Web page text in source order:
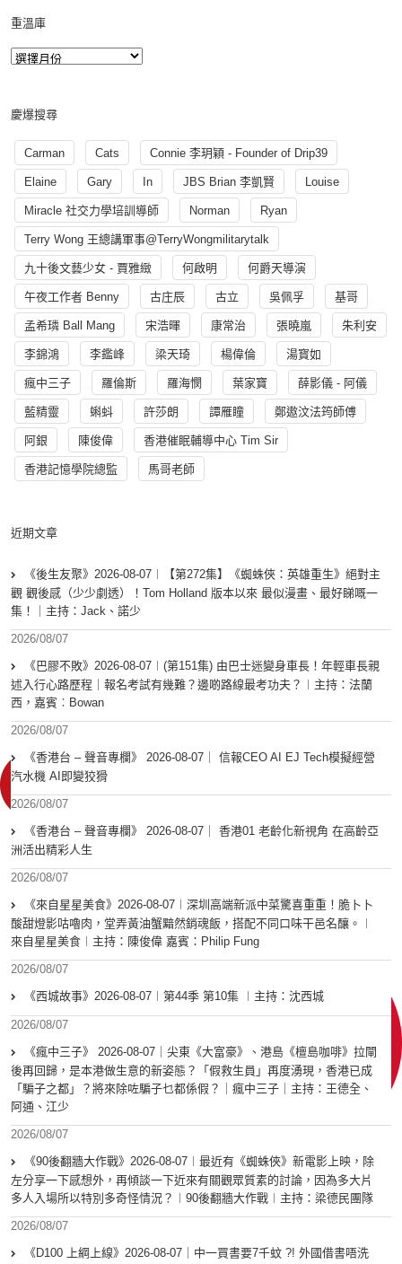
重溫庫
慶爆搜尋
Carman Cats Connie 李玥穎 - Founder of Drip39
Elaine Gary In JBS Brian 李凱賢 Louise
Miracle 社交力學培訓導師 Norman Ryan
Terry Wong 王總講軍事@TerryWongmilitarytalk
九十後文藝少女 - 賈雅緻 何啟明 何爵天導演
午夜工作者 Benny 古庄辰 古立 吳佩孚 基哥
孟希璘 Ball Mang 宋浩暉 康常治 張曉嵐 朱利安
李錦鴻 李鑑峰 梁天琦 楊偉倫 湯寳如
瘋中三子 羅倫斯 羅海憫 葉家寶 薛影儀 - 阿儀
藍精靈 蝌蚪 許莎朗 譚雁瞳 鄭遨汶法筠師傅
阿銀 陳俊偉 香港催眠輔導中心 Tim Sir
香港記憶學院總監 馬哥老師
近期文章
《後生友聚》2026-08-07︱【第272集】《蜘蛛俠：英雄重生》絕對主
觀 觀後感（少少劇透）！Tom Holland 版本以來 最似漫畫、最好睇嘅一
集！｜主持：Jack、諾少
2026/08/07
《巴膠不敗》2026-08-07︱(第151集) 由巴士迷變身車長！年輕車長親
述入行心路歷程｜報名考試有幾難？邊啲路線最考功夫？︱主持：法蘭
西，嘉賓︰Bowan
2026/08/07
《香港台 – 聲音專欄》 2026-08-07｜ 信報CEO AI EJ Tech模擬經營
汽水機 AI即變狡猾
2026/08/07
《香港台 – 聲音專欄》 2026-08-07｜ 香港01 老齡化新視角 在高齡亞
洲活出精彩人生
2026/08/07
《來自星星美食》2026-08-07︱深圳高端新派中菜驚喜重重！脆卜卜
酸甜燈影咕嚕肉，堂弄黃油蟹黯然銷魂飯，搭配不同口味干邑名釀。︱
來自星星美食︱主持：陳俊偉 嘉賓：Philip Fung
2026/08/07
《西城故事》2026-08-07︱第44季 第10集 ︱主持：沈西城
2026/08/07
《瘋中三子》 2026-08-07｜尖東《大富豪》、港島《檀島咖啡》拉閘
後再回歸，是本港做生意的新姿態？「假救生員」再度湧現，香港已成
「騙子之都」？將來除咗騙子乜都係假？｜瘋中三子｜主持：王德全、
阿通、江少
2026/08/07
《90後翻牆大作戰》2026-08-07︱最近有《蜘蛛俠》新電影上映，除
左分享一下感想外，再傾談一下近來有關觀眾質素的討論，因為多大片
多人入場所以特別多奇怪情況？︱90後翻牆大作戰︱主持：梁德民團隊
2026/08/07
《D100 上綱上線》2026-08-07｜中一買書要7千蚊 ?! 外國借書唔洗